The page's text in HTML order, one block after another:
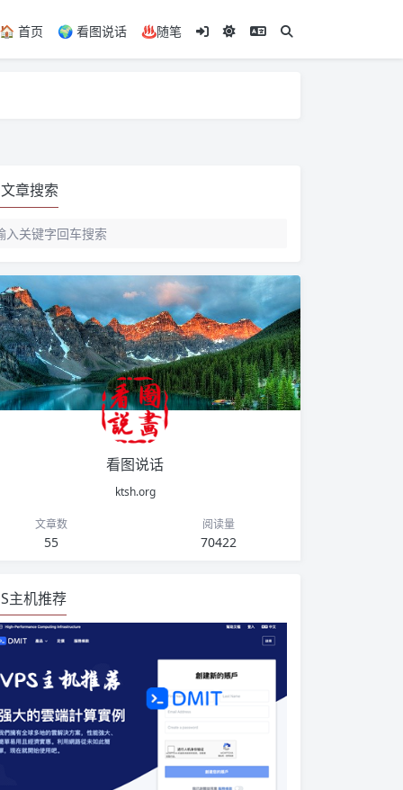
🏠️ 首页 🌍️ 看图说话 ♨️随笔
文章搜索
看图说话
ktsh.org
文章数
55
阅读量
70422
主机推荐